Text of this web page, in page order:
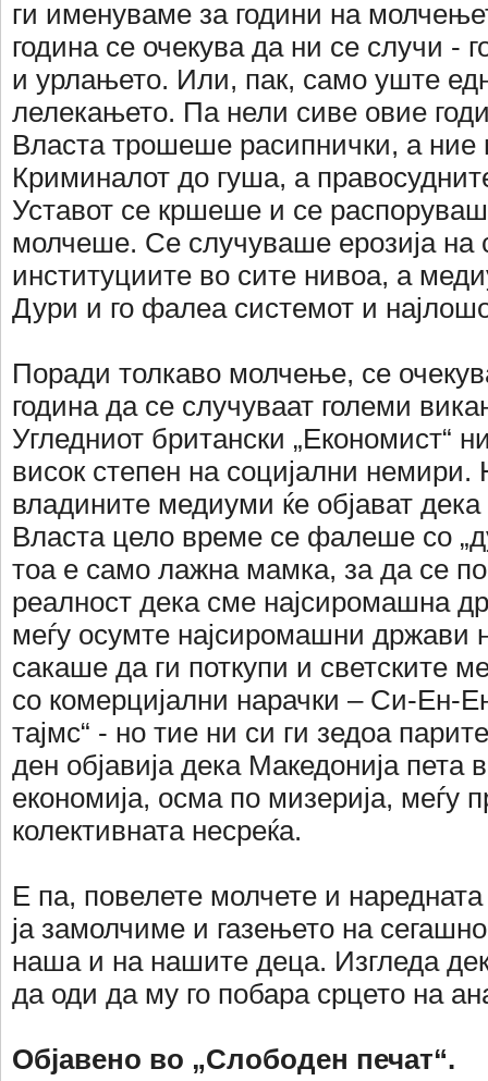
ги именуваме за години на
година се очекува да ни се случи -
и урлањето. Или, пак, само уште
лелекањето. Па нели сиве овие
Власта трошеше расипнички, а
Криминалот до гуша, а
Уставот се кршеше и се
молчеше. Се случуваше ерозија на
институциите во сите нивоа, а
Дури и го фалеа системот и
Поради толкаво молчење, се
година да се случуваат големи
Угледниот британски „Економист“
висок степен на социјални немири.
владините медиуми ќе објават
Власта цело време се фалеше со
тоа е само лажна мамка, за да се
реалност дека сме најсиромашна
меѓу осумте најсиромашни држави
сакаше да ги поткупи и светските
со комерцијални нарачки – Си-Ен-
тајмс“ - но тие ни си ги зедоа
ден објавија дека Македонија пета
економија, осма по мизерија, меѓу
колективната несреќа.
Е па, повелете молчете и
ја замолчиме и газењето на
наша и на нашите деца. Изгледа
да оди да му го побара срцето на
Објавено во „Слободен печат“.